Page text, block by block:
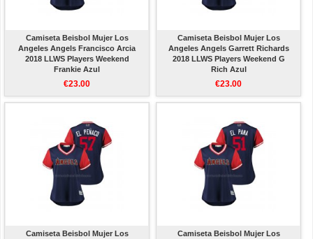
Camiseta Beisbol Mujer Los
Angeles Angels Francisco Arcia
2018 LLWS Players Weekend
Frankie Azul
€23.00
Camiseta Beisbol Mujer Los
Angeles Angels Garrett Richards
2018 LLWS Players Weekend G
Rich Azul
€23.00
Camiseta Beisbol Mujer Los
Camiseta Beisbol Mujer Los